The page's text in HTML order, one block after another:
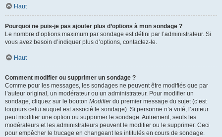
Haut
Pourquoi ne puis-je pas ajouter plus d’options à mon sondage ?
Le nombre d’options maximum par sondage est défini par l’administrateur. Si
vous avez besoin d’indiquer plus d’options, contactez-le.
Haut
Comment modifier ou supprimer un sondage ?
Comme pour les messages, les sondages ne peuvent être modifiés que par
l’auteur original, un modérateur ou un administrateur. Pour modifier un
sondage, cliquez sur le bouton Modifierdu premier message du sujet (c’est
toujours celui auquel est associé le sondage). Si personne n’a voté, l’auteur
peut modifier une option ou supprimer le sondage. Autrement, seuls les
modérateurs et les administrateurs peuvent le modifier ou le supprimer. Ceci
pour empêcher le trucage en changeant les intitulés en cours de sondage.